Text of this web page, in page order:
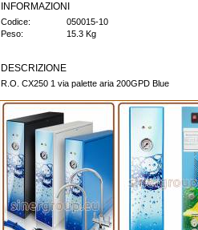
INFORMAZIONI
Codice:
050015-10
Peso:
15.3 Kg
DESCRIZIONE
R.O. CX250 1 via palette aria 200GPD Blue